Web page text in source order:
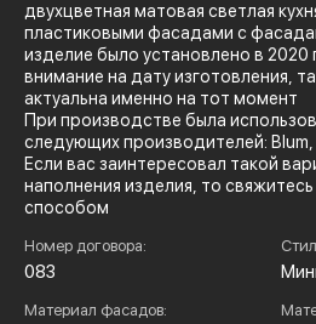
двухцветная матовая светлая
пластиковыми фасадами с
изделие было установлено в
внимание на дату изготовления,
актуальна именно на тот момент
При производстве была
следующих производителей: Blum,
Если вас заинтересовал такой
наполнения изделия, то
способом
Номер договора:
083
Материал фасадов: